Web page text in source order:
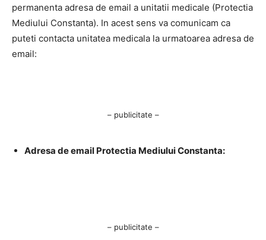
permanenta adresa de email a unitatii medicale (Protectia
Mediului Constanta). In acest sens va comunicam ca
puteti contacta unitatea medicala la urmatoarea adresa de
email:
– publicitate –
Adresa de email Protectia Mediului Constanta:
– publicitate –